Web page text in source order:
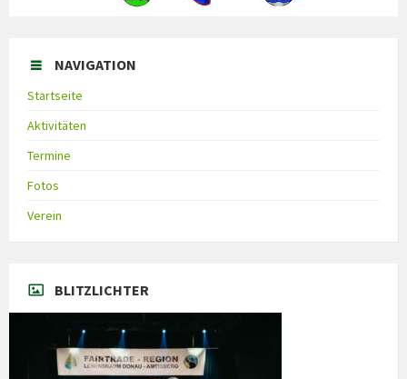
NAVIGATION
Startseite
Aktivitäten
Termine
Fotos
Verein
BLITZLICHTER